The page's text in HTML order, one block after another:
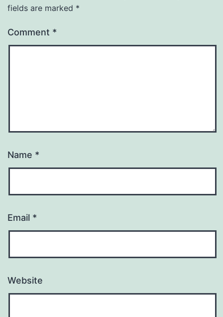
fields are marked *
Comment *
Name *
Email *
Website